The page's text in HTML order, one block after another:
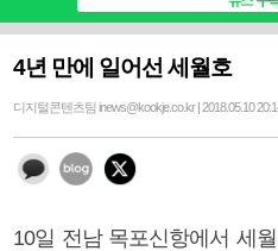
4년 만에 일어선 세월호
디지털콘텐츠팀 inews@kookje.co.kr | 2018.05.10
10일 전남 목포신항에서 세